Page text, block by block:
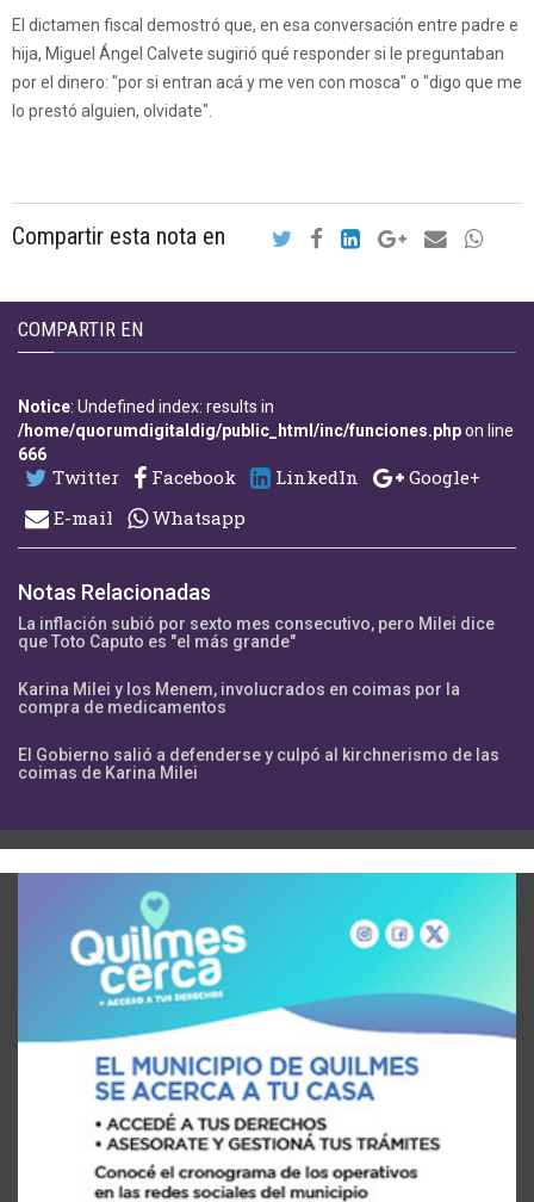
El dictamen fiscal demostró que, en esa conversación entre padre e
hija, Miguel Ángel Calvete sugirió qué responder si le preguntaban
por el dinero: "por si entran acá y me ven con mosca" o "digo que me
lo prestó alguien, olvidate".
Compartir esta nota en
COMPARTIR EN
Notice: Undefined index: results in
/home/quorumdigitaldig/public_html/inc/funciones.phpon line
666
Twitter Facebook LinkedIn
Google+
E-mail
Whatsapp
Notas Relacionadas
La inflación subió por sexto mes consecutivo, pero Milei dice
que Toto Caputo es "el más grande"
Karina Milei y los Menem, involucrados en coimas por la
compra de medicamentos
El Gobierno salió a defenderse y culpó al kirchnerismo de las
coimas de Karina Milei